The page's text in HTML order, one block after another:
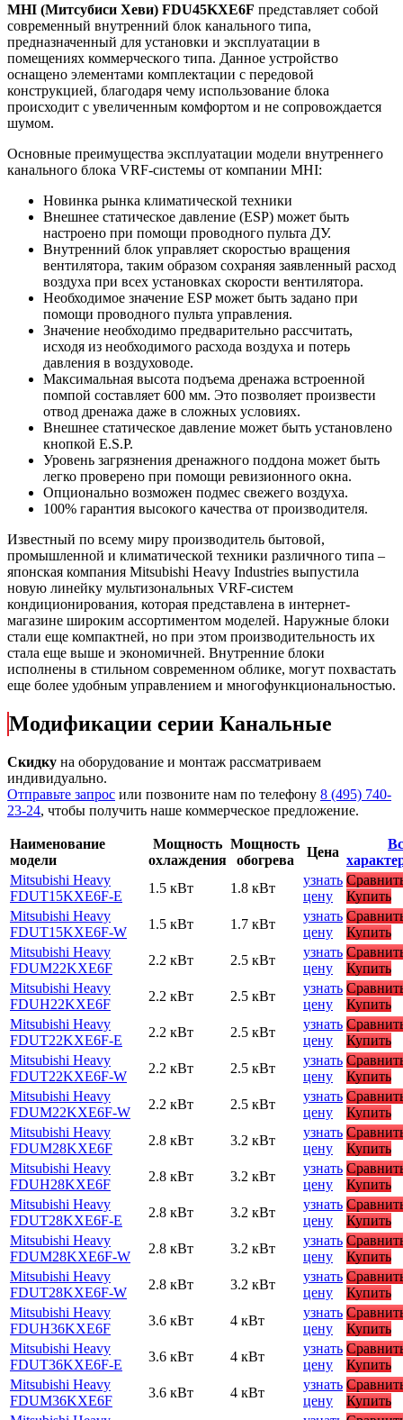
MHI (Митсубиси Хеви) FDU45KXE6F представляет собой
современный внутренний блок канального типа,
предназначенный для установки и эксплуатации в
помещениях коммерческого типа. Данное устройство
оснащено элементами комплектации с передовой
конструкцией, благодаря чему использование блока
происходит с увеличенным комфортом и не сопровождается
шумом.
Основные преимущества эксплуатации модели внутреннего
канального блока VRF-системы от компании MHI:
Новинка рынка климатической техники
Внешнее статическое давление (ESP) может быть
настроено при помощи проводного пульта ДУ.
Внутренний блок управляет скоростью вращения
вентилятора, таким образом сохраняя заявленный расход
воздуха при всех установках скорости вентилятора.
Необходимое значение ESP может быть задано при
помощи проводного пульта управления.
Значение необходимо предварительно рассчитать,
исходя из необходимого расхода воздуха и потерь
давления в воздуховоде.
Максимальная высота подъема дренажа встроенной
помпой составляет 600 мм. Это позволяет произвести
отвод дренажа даже в сложных условиях.
Внешнее статическое давление может быть установлено
кнопкой E.S.P.
Уровень загрязнения дренажного поддона может быть
легко проверено при помощи ревизионного окна.
Опционально возможен подмес свежего воздуха.
100% гарантия высокого качества от производителя.
Известный по всему миру производитель бытовой,
промышленной и климатической техники различного типа –
японская компания Mitsubishi Heavy Industries выпустила
новую линейку мультизональных VRF-систем
кондиционирования, которая представлена в интернет-
магазине широким ассортиментом моделей. Наружные блоки
стали еще компактней, но при этом производительность их
стала еще выше и экономичней. Внутренние блоки
исполнены в стильном современном облике, могут похвастать
еще более удобным управлением и многофункциональностью.
Модификации серии Канальные
Скидку на оборудование и монтаж рассматриваем
индивидуально.
Отправьте запрос или позвоните нам по телефону 8 (495) 740-
23-24, чтобы получить наше коммерческое предложение.
Наименование
модели
Мощность
охлаждения
Мощность
обогрева
Цена
Mitsubishi Heavy
FDUT15KXE6F-E
1.5 кВт 1.8 кВт
узнать
цену
Купить
Mitsubishi Heavy
FDUT15KXE6F-W
1.5 кВт 1.7 кВт
узнать
цену
Купить
Mitsubishi Heavy
FDUM22KXE6F
2.2 кВт 2.5 кВт
узнать
цену
Купить
Mitsubishi Heavy
FDUH22KXE6F
2.2 кВт 2.5 кВт
узнать
цену
Купить
Mitsubishi Heavy
FDUT22KXE6F-E
2.2 кВт 2.5 кВт
узнать
цену
Купить
Mitsubishi Heavy
FDUT22KXE6F-W
2.2 кВт 2.5 кВт
узнать
цену
Купить
Mitsubishi Heavy
FDUM22KXE6F-W
2.2 кВт 2.5 кВт
узнать
цену
Купить
Mitsubishi Heavy
FDUM28KXE6F
2.8 кВт 3.2 кВт
узнать
цену
Купить
Mitsubishi Heavy
FDUH28KXE6F
2.8 кВт 3.2 кВт
узнать
цену
Купить
Mitsubishi Heavy
FDUT28KXE6F-E
2.8 кВт 3.2 кВт
узнать
цену
Купить
Mitsubishi Heavy
FDUM28KXE6F-W
2.8 кВт 3.2 кВт
узнать
цену
Купить
Mitsubishi Heavy
FDUT28KXE6F-W
2.8 кВт 3.2 кВт
узнать
цену
Купить
Mitsubishi Heavy
FDUH36KXE6F
3.6 кВт 4 кВт
узнать
цену
Купить
Mitsubishi Heavy
FDUT36KXE6F-E
3.6 кВт 4 кВт
узнать
цену
Купить
Mitsubishi Heavy
FDUM36KXE6F
3.6 кВт 4 кВт
узнать
цену
Купить